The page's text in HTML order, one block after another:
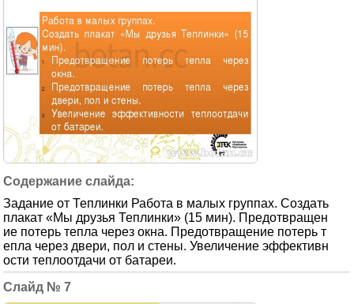
Задание от Теплинки Работа в малых группах. Создать
плакат «Мы друзья Теплинки» (15 мин). Предотвращен
ие потерь тепла через окна. Предотвращение потерь т
епла через двери, пол и стены. Увеличение эффективн
ости теплоотдачи от батареи.
7